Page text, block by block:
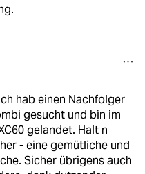
hab einen Nachfolger
gesucht und bin im
gelandet. Halt n
- eine gemütliche und
Sicher übrigens auch